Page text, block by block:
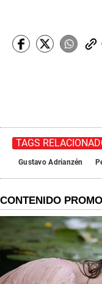
TAGS
Gustavo Adrianzén